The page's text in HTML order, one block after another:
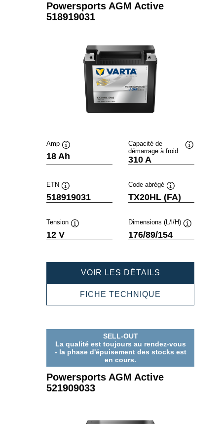
Powersports AGM Active
518919031
Amp
Infobulle
18 Ah
Capacité de
démarrage à froid
310 A
ETN
Infobulle
518919031
Code abrégé
Infobulle
TX20HL (FA)
Tension
12 V
Dimensions (L/l/H)
176/89/154
VOIR LES DÉTAILS
ACTIVE
518919031
FICHE TECHNIQUE
SELL-OUT
La qualité est toujours au rendez-vous
- la phase d'épuisement des stocks est
en cours.
Powersports AGM Active
521909033